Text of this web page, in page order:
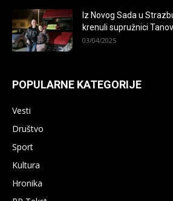
Iz Novog Sada u
krenuli supružnici
03/04/2025
POPULARNE KATEGORIJE
Vesti
Društvo
Sport
Kultura
Hronika